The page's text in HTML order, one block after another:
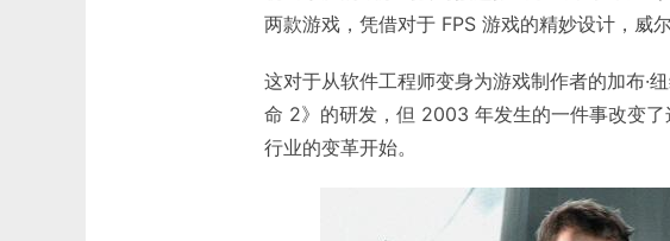
两款游戏，凭借对于 FPS 游戏的精妙设计，威尔
这对于从软件工程师变身为游戏制作者的加布·
命 2》的研发，但 2003 年发生的一件事改变
行业的变革开始。